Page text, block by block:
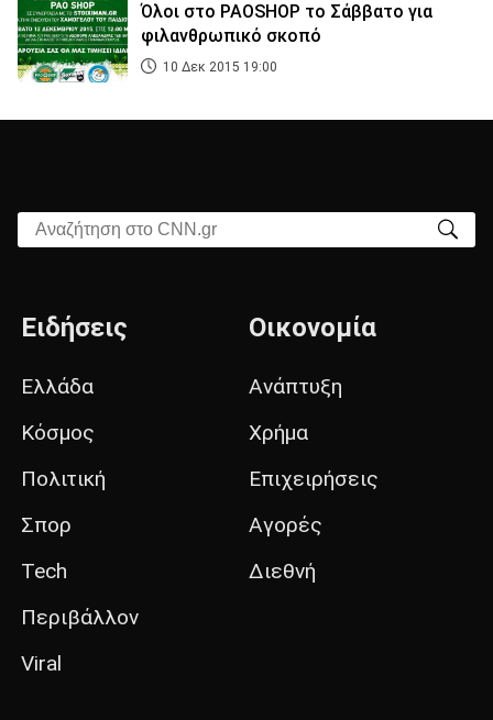
Όλοι στο PAOSHOP το Σάββατο για
φιλανθρωπικό σκοπό
10 Δεκ 2015 19:00
Αναζήτηση στο CNN.gr
Ειδήσεις
Ελλάδα
Κόσμος
Πολιτική
Σπορ
Tech
Περιβάλλον
Viral
Οικονομία
Ανάπτυξη
Χρήμα
Επιχειρήσεις
Αγορές
Διεθνή